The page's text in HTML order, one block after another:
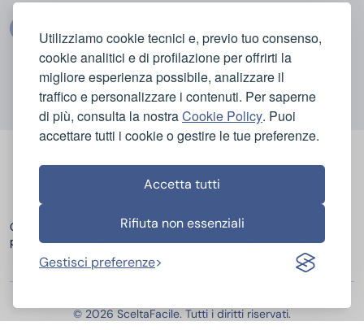
Utilizziamo cookie tecnici e, previo tuo consenso,
cookie analitici e di profilazione per offrirti la
migliore esperienza possibile, analizzare il
traffico e personalizzare i contenuti. Per saperne
di più, consulta la nostraCookie Policy. Puoi
accettare tutti i cookie o gestire le tue preferenze.
Accetta tutti
Rifiuta non essenziali
Gestisci preferenze
Categorie
popolari
Casa e Igiene
Bellezza e Cura del Corpo
Elettrodomestici
Sport e Tempo Libero
Elettronica
© 2026 SceltaFacile. Tutti i diritti riservati.